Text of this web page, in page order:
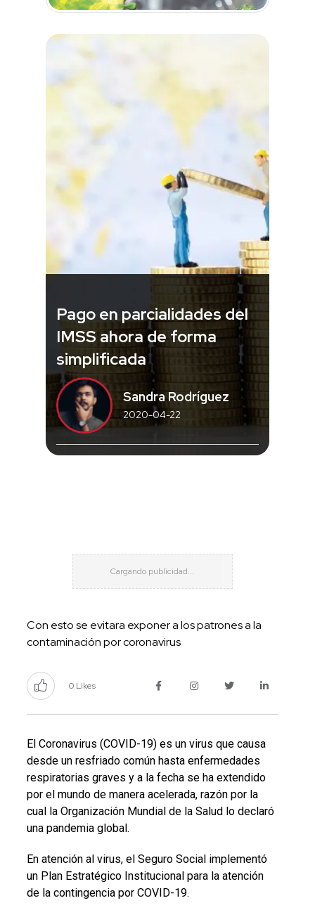
Pago en parcialidades del
IMSS ahora de forma
simplificada
Sandra Rodríguez
2020-04-22
Con esto se evitara exponer a los patrones a la
contaminación por coronavirus
0 Likes
El Coronavirus (COVID-19) es un virus que causa
desde un resfriado común hasta enfermedades
respiratorias graves y a la fecha se ha extendido
por el mundo de manera acelerada, razón por la
cual la Organización Mundial de la Salud lo declaró
una pandemia global.
En atención al virus, el Seguro Social implementó
un Plan Estratégico Institucional para la atención
de la contingencia por COVID-19.